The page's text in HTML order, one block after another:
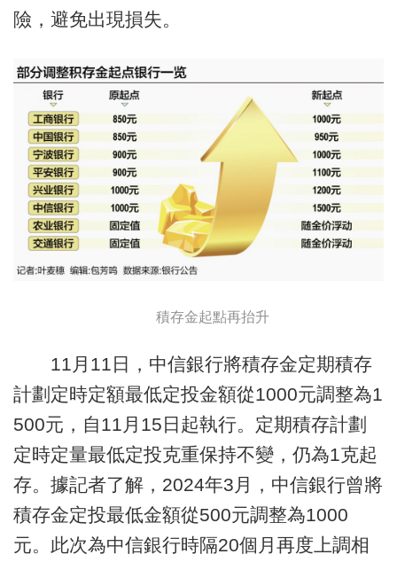
險，避免出現損失。
積存金起點再抬升
11月11日，中信銀行將積存金定期積存
計劃定時定額最低定投金額從1000元調整為1
500元，自11月15日起執行。定期積存計劃
定時定量最低定投克重保持不變，仍為1克起
存。據記者了解，2024年3月，中信銀行曾將
積存金定投最低金額從500元調整為1000
元。此次為中信銀行時隔20個月再度上調相